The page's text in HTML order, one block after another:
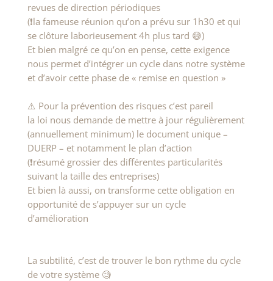
revues de direction périodiques
(❗la fameuse réunion qu’on a prévu sur 1h30 et qui
se clôture laborieusement 4h plus tard 😅)
Et bien malgré ce qu’on en pense, cette exigence
nous permet d’intégrer un cycle dans notre système
et d’avoir cette phase de « remise en question »
⚠️ Pour la prévention des risques c’est pareil
la loi nous demande de mettre à jour régulièrement
(annuellement minimum) le document unique –
DUERP – et notamment le plan d’action
(❗résumé grossier des différentes particularités
suivant la taille des entreprises)
Et bien là aussi, on transforme cette obligation en
opportunité de s’appuyer sur un cycle
d’amélioration
La subtilité, c’est de trouver le bon rythme du cycle
de votre système 🧐